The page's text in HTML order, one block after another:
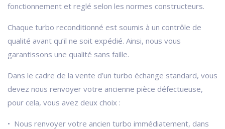
fonctionnement et reglé selon les normes constructeurs.
Chaque turbo reconditionné est soumis à un contrôle de
qualité avant qu’il ne soit expédié. Ainsi, nous vous
garantissons une qualité sans faille.
Dans le cadre de la vente d’un turbo échange standard, vous
devez nous renvoyer votre ancienne pièce défectueuse,
pour cela, vous avez deux choix :
• Nous renvoyer votre ancien turbo immédiatement, dans